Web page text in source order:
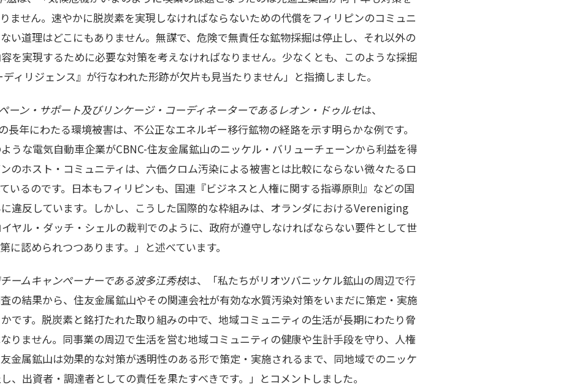
ません。速やかに脱炭素を実現しなければならないための代償をフィリピンのコミュニ
い道理はどこにもありません。無謀で、危険で無責任な鉱物採掘は停止し、それ以外の
を実現するために必要な対策を考えなければなりません。少なくとも、このような採掘
ィリジェンス』が行なわれた形跡が欠片も見当たりません」と指摘しました。
ーン・サポート及びリンケージ・コーディネーターであるレオン・ドゥルセは、
長年にわたる環境被害は、不公正なエネルギー移行鉱物の経路を示す明らかな例です。
うな電気自動車企業がCBNC-住友金属鉱山のニッケル・バリューチェーンから利益を得
のホスト・コミュニティは、六価クロム汚染による被害とは比較にならない微々たるロ
いるのです。日本もフィリピンも、国連『ビジネスと人権に関する指導原則』などの国
違反しています。しかし、こうした国際的な枠組みは、オランダにおけるVereniging
ヤル・ダッチ・シェルの裁判でのように、政府が遵守しなければならない要件として世
に認められつつあります。」と述べています。
ームキャンペーナーである波多江秀枝は、「私たちがリオツバニッケル鉱山の周辺で行
の結果から、住友金属鉱山やその関連会社が有効な水質汚染対策をいまだに策定・実施
です。脱炭素と銘打たれた取り組みの中で、地域コミュニティの生活が長期にわたり脅
りません。同事業の周辺で生活を営む地域コミュニティの健康や生計手段を守り、人権
金属鉱山は効果的な対策が透明性のある形で策定・実施されるまで、同地域でのニッケ
、出資者・調達者としての責任を果たすべきです。」とコメントしました。